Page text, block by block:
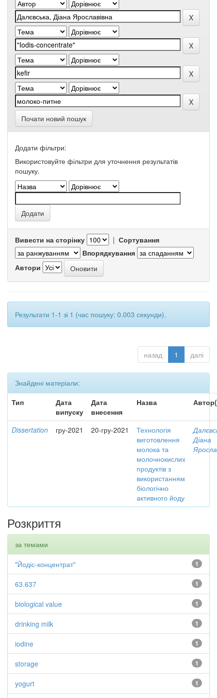
Почати новий пошук
Додати фільтри:
Використовуйте фільтри для уточнення результатів
пошуку.
Вивести на сторінку | Сортування
Впорядкування
Автори
Результати 1-1 зі 1 (час пошуку: 0.003 секунди).
назад 1 далі
Знайдені матеріали:
Тип
Дата
випуску
Дата
внесення
Назва
Dissertation гру-2021 20-гру-2021
Технологія
виготовлення
молока та
молочнокислих
продуктів з
використанням
біологічно
активного йоду
Діана
Розкриття
за темами
1
"Йодіс-концентрат"
1
63.637
1
biological value
1
drinking milk
1
iodine
1
storage
1
yogurt